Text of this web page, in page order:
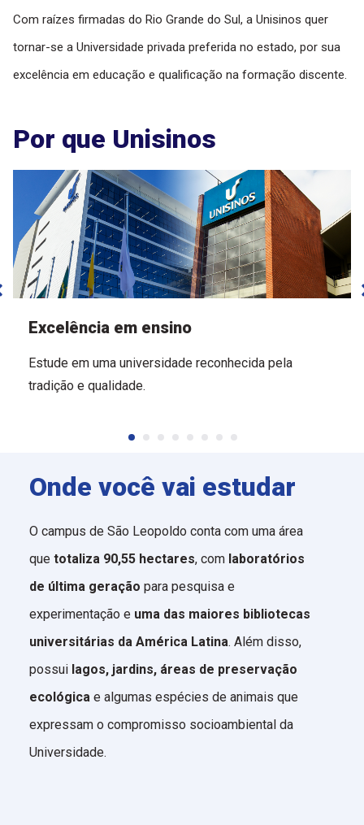
Com raízes firmadas do Rio Grande do Sul, a Unisinos quer
tornar-se a Universidade privada preferida no estado, por sua
excelência em educação e qualificação na formação discente.
Por que Unisinos
Excelência em ensino
Estude em uma universidade reconhecida pela
tradição e qualidade.
Onde você vai estudar
O campus de São Leopoldo conta com uma área
que totaliza 90,55 hectares, com laboratórios
de última geração para pesquisa e
experimentação e uma das maiores bibliotecas
universitárias da América Latina. Além disso,
possui lagos, jardins, áreas de preservação
ecológica e algumas espécies de animais que
expressam o compromisso socioambiental da
Universidade.